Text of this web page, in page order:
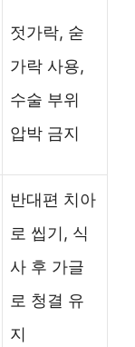
젓가락, 숟
가락 사용,
수술 부위
압박 금지
반대편 치아
로 씹기, 식
사 후 가글
로 청결 유
지